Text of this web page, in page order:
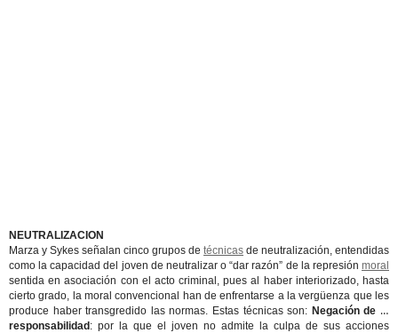
NEUTRALIZACION
Marza y Sykes señalan cinco grupos de técnicas de neutralización, entendidas
como la capacidad del joven de neutralizar o “dar razón” de la represión moral
sentida en asociación con el acto criminal, pues al haber interiorizado, hasta
cierto grado, la moral convencional han de enfrentarse a la vergüenza que les
produce haber transgredido las normas. Estas técnicas son: Negación de la
responsabilidad : por la que el joven no admite la culpa de sus acciones